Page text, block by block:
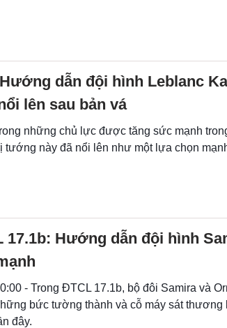
dẫn đội hình Leblanc
lên sau bản vá
những chủ lực được tăng sức mạnh
tướng này đã nổi lên như một lựa chọn
17.1b: Hướng dẫn đội hình
- Trong ĐTCL 17.1b, bộ đôi Samira và
bức tường thành và cỗ máy sát thương
đây.